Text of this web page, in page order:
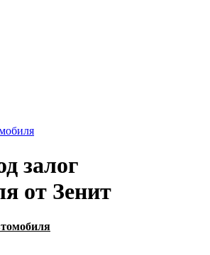
залог
от Зенит